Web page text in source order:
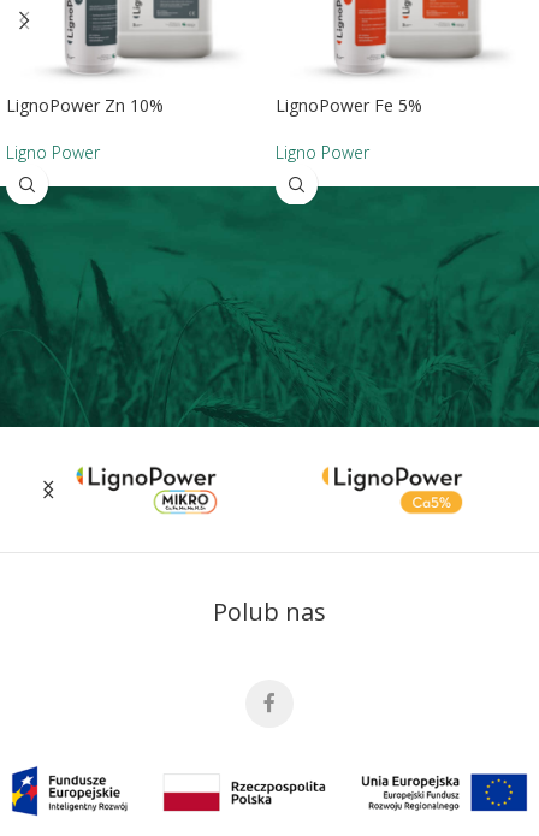
LignoPower Zn 10%
Ligno Power
LignoPower Fe 5%
Ligno Power
Polub nas